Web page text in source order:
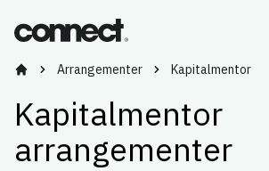
Arrangementer Kapitalmentor
Kapitalmentor
arrangementer